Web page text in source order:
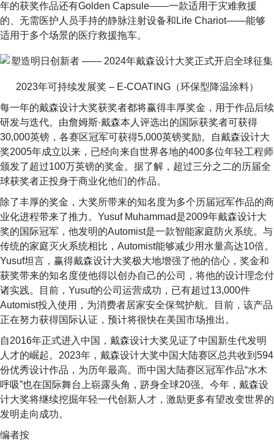
年的获奖作品还有Golden Capsule——一款适用于灾难救援
的、无需医护人员手持的静脉注射设备和Life Chariot——能够
适用于多个场景的医疗救援拖车。
2023年可持续发展奖 – E-COATING（环保型降温涂料）
每一年的戴森设计大奖获奖者都将赢得丰厚奖金，用于作品后续
研发与迭代。由詹姆斯·戴森本人评选出的国际获奖者可获得
30,000英镑，各赛区冠军可获得5,000英镑奖励。自戴森设计大
奖2005年成立以来，已经向来自世界各地的400多位年轻工程师
颁发了超过100万英镑的奖金。据了解，超过三分之二的历届全
球获奖者正投身于商业化他们的作品。
除了丰厚的奖金，大奖所带来的知名度为多个历届冠军作品的商
业化进程带来了推力。Yusuf Muhammad是2009年戴森设计大
奖的国际冠军，他发明的Automist是一款智能家庭防火系统。与
传统的家庭灭火系统相比，Automist能够减少用水量高达10倍。
Yusuf坦言，赢得戴森设计大奖极大地增强了他的信心，奖金和
获奖带来的知名度使他得以创办自己的公司，将他的设计理念付
诸实践。目前，Yusuf的公司运营成功，已有超过13,000件
Automist投入使用，为消费者居家安全保驾护航。目前，该产品
正在努力获得国际认证，预计将很快在美国市场推出。
自2016年正式进入中国，戴森设计大奖见证了中国新生代发明
人才的崛起。2023年，戴森设计大奖中国大陆赛区总共收到594
份优秀设计作品，为历年最高。而中国大陆赛区冠军作品“水木
呼吸”也在国际舞台上崭露头角，跻身全球20强。今年，戴森设
计大奖将继续挖掘年轻一代创新人才，激励更多有望改变世界的
发明走向成功。
编者按